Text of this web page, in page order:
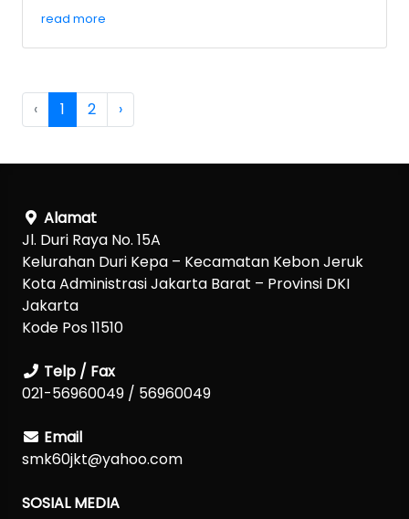
read more
‹ 1 2 ›
Alamat
Jl. Duri Raya No. 15A
Kelurahan Duri Kepa – Kecamatan Kebon Jeruk
Kota Administrasi Jakarta Barat – Provinsi DKI
Jakarta
Kode Pos 11510
Telp / Fax
021-56960049 / 56960049
Email
smk60jkt@yahoo.com
SOSIAL MEDIA